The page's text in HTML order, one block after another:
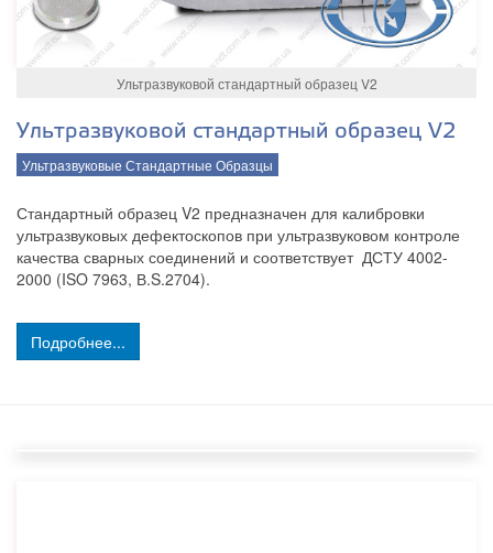
Ультразвуковой стандартный образец V2
Ультразвуковой стандартный образец V2
Ультразвуковые Стандартные Образцы
Стандартный образец V2 предназначен для калибровки
ультразвуковых дефектоскопов при ультразвуковом контроле
качества сварных соединений и соответствует ДСТУ 4002-
2000 (ISO 7963, В.S.2704).
Подробнее...